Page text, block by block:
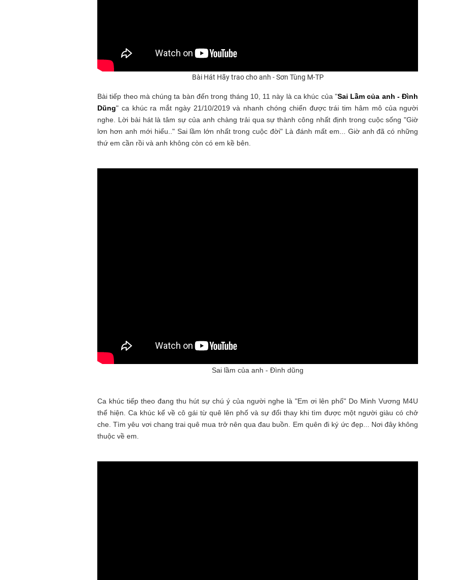
Bài Hát Hãy trao cho anh - Sơn Tùng M-TP
Bài tiếp theo mà chúng ta bàn đến trong tháng 10, 11 này là ca khúc của "Sai Lầm của anh - Đình
Dũng" ca khúc ra mắt ngày 21/10/2019 và nhanh chóng chiến được trái tim hâm mô của người
nghe. Lời bài hát là tâm sự của anh chàng trải qua sự thành công nhất định trong cuộc sống "Giờ
lơn hơn anh mới hiểu.." Sai lầm lớn nhất trong cuộc đời" Là đánh mất em... Giờ anh đã có những
thứ em cần rồi và anh không còn có em kề bên.
Sai lầm của anh - Đình dũng
Ca khúc tiếp theo đang thu hút sự chú ý của người nghe là "Em ơi lên phố" Do Minh Vương M4U
thể hiện. Ca khúc kể về cô gái từ quê lên phố và sự đổi thay khi tìm được một người giàu có chở
che. Tìm yêu vơi chang trai quê mua trở nên qua đau buồn. Em quên đi ký ức đẹp... Nơi đây không
thuộc về em.